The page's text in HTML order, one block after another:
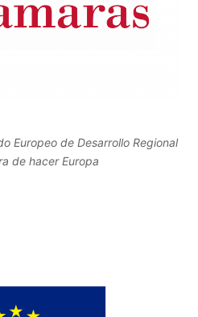
Europeo de Desarrollo Regional
de hacer Europa